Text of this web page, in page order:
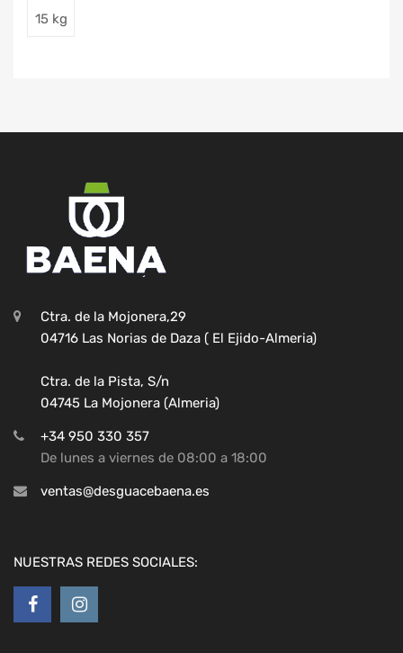
15 kg
Ctra. de la Mojonera,29
04716 Las Norias de Daza ( El Ejido-Almeria)
Ctra. de la Pista, S/n
04745 La Mojonera (Almeria)
+34 950 330 357
De lunes a viernes de 08:00 a 18:00
ventas@desguacebaena.es
NUESTRAS REDES SOCIALES: